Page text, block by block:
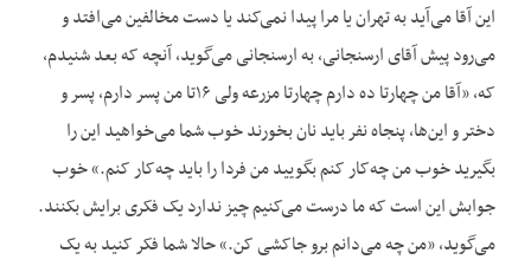
این آقا می‌آید به تهران یا مرا پیدا نمی‌کند یا دست مخالفین می‌افتد و
می‌رود پیش آقای ارسنجانی، به ارسنجانی می‌گوید، آنچه که بعد شنیدم،
که، «آقا من چهارتا ده دارم چهارتا مزرعه ولی ۱۶تا من پسر دارم، پسر و
دختر و این‌ها، پنجاه نفر باید نان بخورند خوب شما می‌خواهید این را
بگیرید خوب من چه‌کار کنم بگویید من فردا را باید چه‌کار کنم.» خوب
جوابش این است که ما درست می‌کنیم چیز ندارد یک فکری برایش بکنند.
می‌گوید، «من چه می‌دانم برو جاکشی کن.» حالا شما فکر کنید به یک